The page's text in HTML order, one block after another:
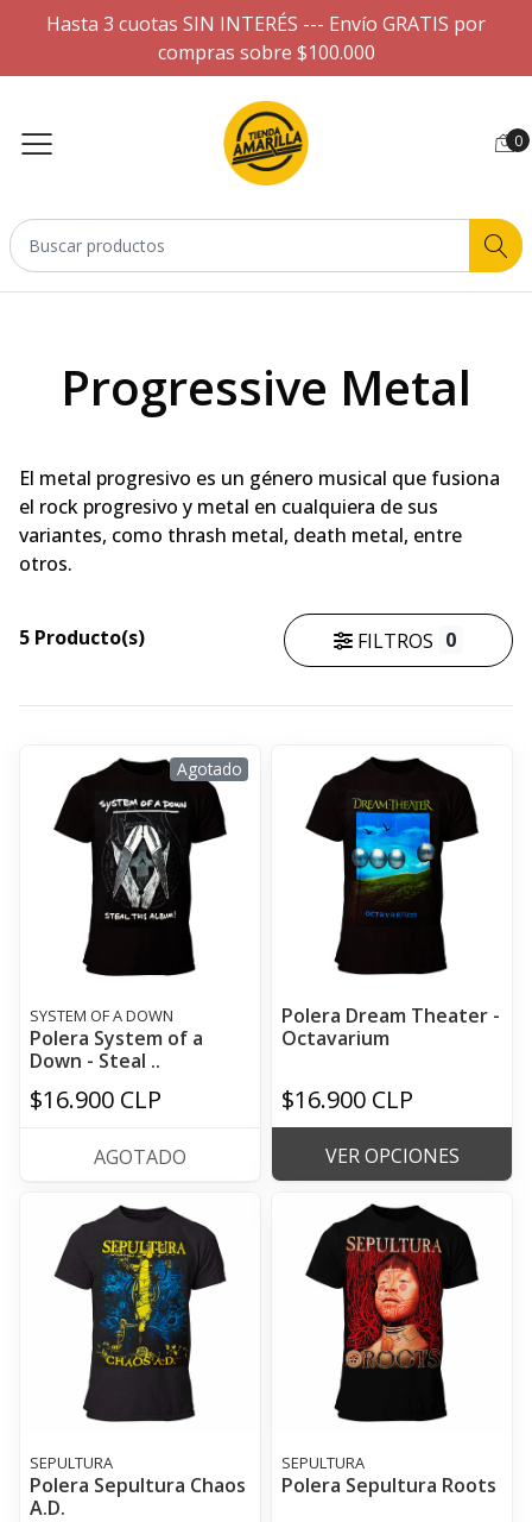
Hasta 3 cuotas SIN INTERÉS --- Envío GRATIS por
compras sobre $100.000
0
Progressive Metal
El metal progresivo es un género musical que fusiona
el rock progresivo y metal en cualquiera de sus
variantes, como thrash metal, death metal, entre
otros.
5 Producto(s) FILTROS 0
Agotado
SYSTEM OF A DOWN
Polera System of a
Down - Steal ..
$16.900 CLP
AGOTADO
Polera Dream Theater -
Octavarium
$16.900 CLP
VER OPCIONES
SEPULTURA
Polera Sepultura Chaos
A.D.
SEPULTURA
Polera Sepultura Roots